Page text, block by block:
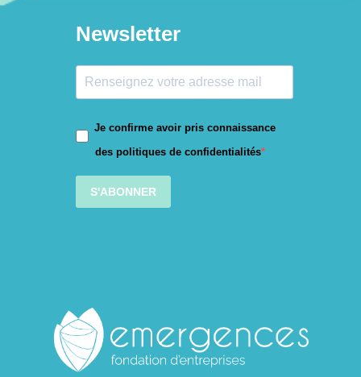
Newsletter
Je confirme avoir pris connaissance
des politiques de confidentialités
S'ABONNER